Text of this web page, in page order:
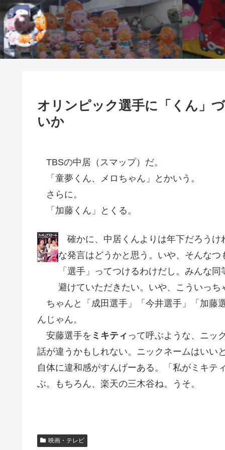
オリンピック選手に「くん」
いか
TBSの中居（スマップ）だ。
「童夢くん、メロちゃん」とかいう。
さらに。
「加藤くん」とくる。
確かに、中居くんよりは年下だろうけ
な発言はどうかと思う。いや、そんな
「選手」ってつけるわけだし。みんな
避けていただきたい。いや、こういっち
ちゃんと「成田選手」「今井選手」「加藤
んじゃん。
安藤選手を ミキティ って呼ぶような、ニッ
話が違うかもしれない。ニックネームはいい
自体に違和感がすんげーある。「私がミキテ
ぶ。もちろん、楽天の三木谷ね。うそ。
映画・テレビ